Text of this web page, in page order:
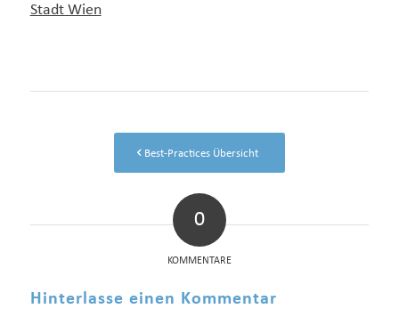
Stadt Wien
Best-Practices Übersicht
0
KOMMENTARE
Hinterlasse einen Kommentar